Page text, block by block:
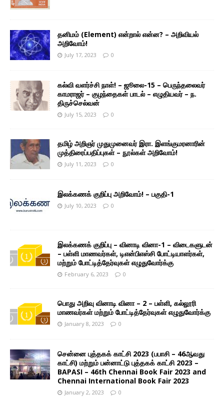
தனிமம் (Element) என்றால் என்ன? – அறிவியல்
அறிவோம்!
July 17, 2023 0
கல்வி வளர்ச்சி நாள்! – ஜூலை-15 – பெருந்தலைவர்
காமராஜர் – குழந்தைகள் பாடல் – எழுதியவர் – ந.
திருச்செல்வன்
July 15, 2023 0
தமிழ் அறிஞர் முதுமுனைவர் இரா. இளங்குமரனாரின்
முத்திரைப்பதிப்புகள் – நூல்கள் அறிவோம்!
July 11, 2023 0
இலக்கணக் குறிப்பு அறிவோம்! – பகுதி-1
July 10, 2023 0
இலக்கணக் குறிப்பு – வினாடி வினா-1 – விடைகளுடன்
– பள்ளி மாணவர்கள், டிஎன்பிஎஸ்சி போட்டியாளர்கள்,
மற்றும் போட்டித்தேர்வுகள் எழுதுவோர்க்கு
February 6, 2023 0
பொது அறிவு வினாடி வினா – 2 – பள்ளி, கல்லூரி
மாணவர்கள் மற்றும் போட்டித்தேர்வுகள் எழுதுவோர்க்கு
January 8, 2023 0
சென்னை புத்தகக் காட்சி 2023 (பபாசி – 46ஆவது
காட்சி) மற்றும் பன்னாட்டு புத்தகக் காட்சி 2023 –
BAPASI – 46th Chennai Book Fair 2023 and
Chennai International Book Fair 2023
January 2, 2023 0